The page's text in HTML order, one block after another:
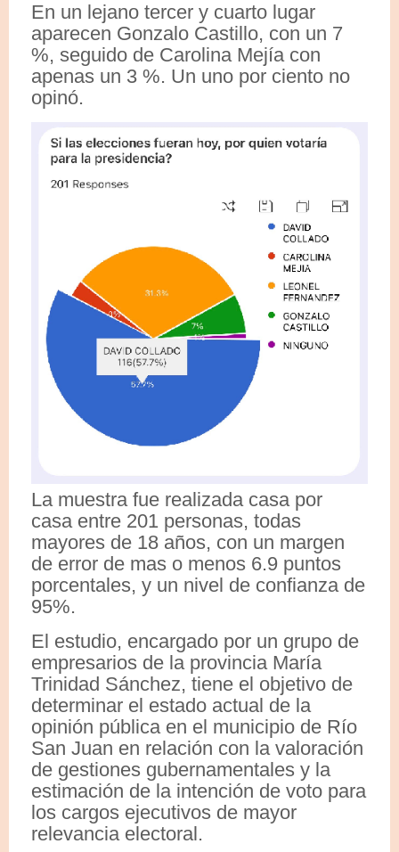
En un lejano tercer y cuarto lugar
aparecen Gonzalo Castillo, con un 7
%, seguido de Carolina Mejía con
apenas un 3 %. Un uno por ciento no
opinó.
La muestra fue realizada casa por
casa entre 201 personas, todas
mayores de 18 años, con un margen
de error de mas o menos 6.9 puntos
porcentales, y un nivel de confianza de
95%.
El estudio, encargado por un grupo de
empresarios de la provincia María
Trinidad Sánchez, tiene el objetivo de
determinar el estado actual de la
opinión pública en el municipio de Río
San Juan en relación con la valoración
de gestiones gubernamentales y la
estimación de la intención de voto para
los cargos ejecutivos de mayor
relevancia electoral.